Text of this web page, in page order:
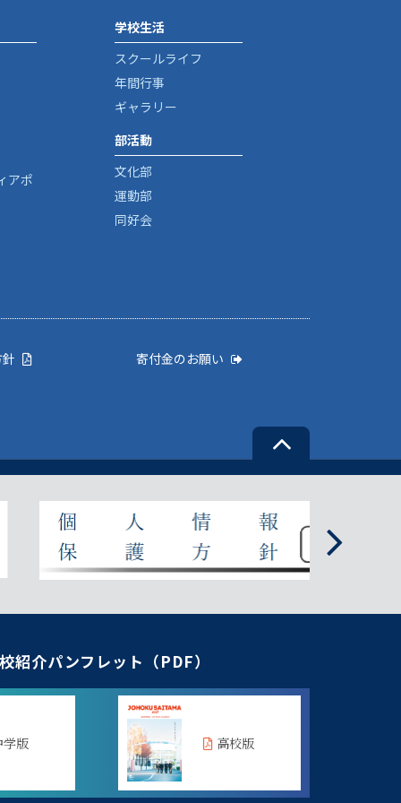
アポ
学校生活
スクールライフ
年間行事
ギャラリー
部活動
文化部
運動部
同好会
寄付金のお願い
紹介パンフレット（PDF）
学版 高校版